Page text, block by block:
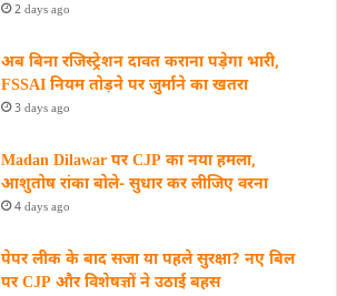
2 days ago
अब बिना रजिस्ट्रेशन दावत कराना पड़ेगा भारी,
FSSAI नियम तोड़ने पर जुर्माने का खतरा
3 days ago
Madan Dilawar पर CJP का नया हमला,
आशुतोष रांका बोले- सुधार कर लीजिए वरना
4 days ago
पेपर लीक के बाद सजा या पहले सुरक्षा? नए बिल
पर CJP और विशेषज्ञों ने उठाई बहस